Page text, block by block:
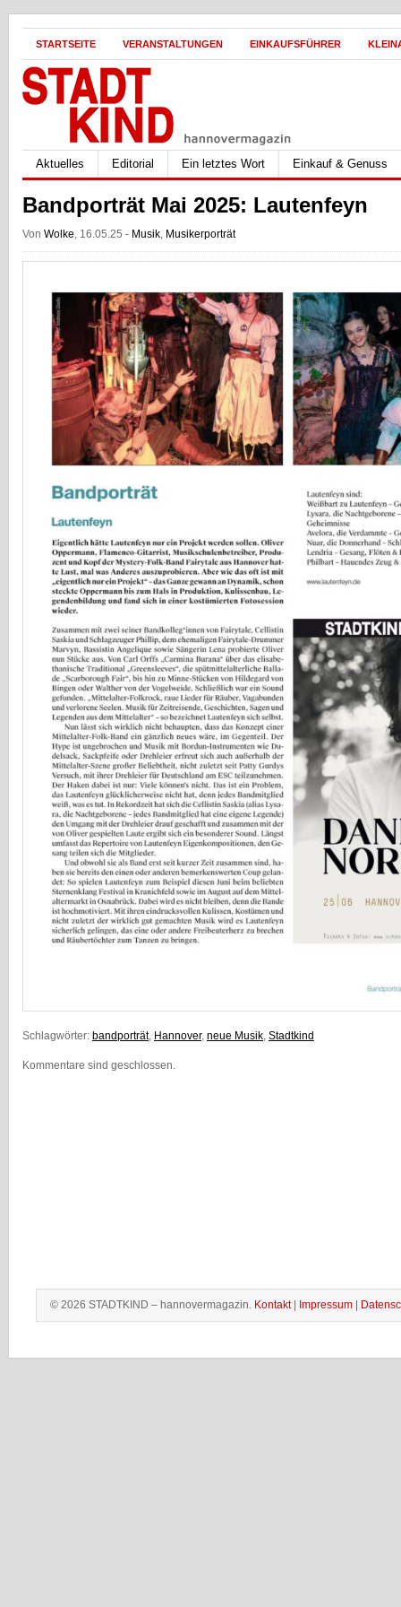
STARTSEITE VERANSTALTUNGEN EINKAUFSFÜHRER
Aktuelles Editorial Ein letztes Wort Einkauf & Genuss
Bandporträt Mai 2025: Lautenfeyn
Von Wolke, 16.05.25 - Musik, Musikerporträt
Schlagwörter: bandporträt, Hannover, neue Musik, Stadtkind
Kommentare sind geschlossen.
© 2026 STADTKIND – hannovermagazin. Kontakt| Impressum